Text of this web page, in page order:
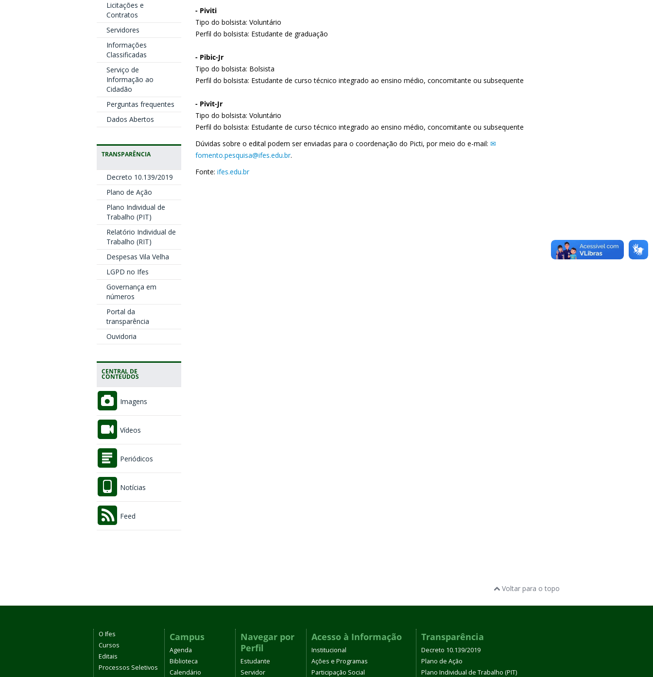
Licitações e
Contratos
Servidores
Informações
Classificadas
Serviço de
Informação ao
Cidadão
Perguntas frequentes
Dados Abertos
TRANSPARÊNCIA
Decreto 10.139/2019
Plano de Ação
Plano Individual de
Trabalho (PIT)
Relatório Individual de
Trabalho (RIT)
Despesas Vila Velha
LGPD no Ifes
Governança em
números
Portal da
transparência
Ouvidoria
CENTRAL DE
CONTEÚDOS
Imagens
Vídeos
Periódicos
Notícias
Feed
- Piviti
Tipo do bolsista: Voluntário
Perfil do bolsista: Estudante de graduação
- Pibic-Jr
Tipo do bolsista: Bolsista
Perfil do bolsista: Estudante de curso técnico integrado ao ensino médio, concomitante ou subsequente
- Pivit-Jr
Tipo do bolsista: Voluntário
Perfil do bolsista: Estudante de curso técnico integrado ao ensino médio, concomitante ou subsequente
Dúvidas sobre o edital podem ser enviadas para o coordenação do Picti, por meio do e-mail:
fomento.pesquisa@ifes.edu.br.
Fonte: ifes.edu.br
Voltar para o topo
O Ifes
Cursos
Editais
Processos Seletivos
Campus
Agenda
Biblioteca
Calendário
Navegar por
Perfil
Estudante
Servidor
Acesso à Informação
Institucional
Ações e Programas
Participação Social
Transparência
Decreto 10.139/2019
Plano de Ação
Plano Individual de Trabalho (PIT)